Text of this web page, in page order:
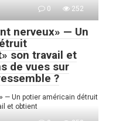
0 252
nerveux» — Un
son travail et
de vues sur
?
— Un potier américain détruit
et obtient